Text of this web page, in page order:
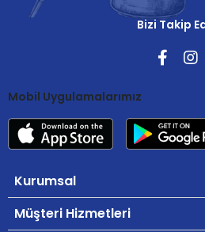
Bizi Takip
Mobil Uygulamalarımız
Kurumsal
Müşteri Hizmetleri